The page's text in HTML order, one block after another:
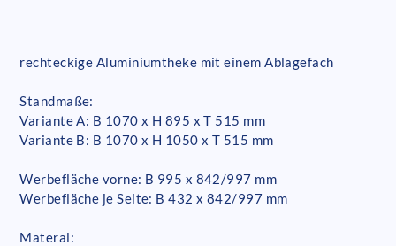
rechteckige Aluminiumtheke mit einem Ablagefach
Standmaße:
Variante A: B 1070 x H 895 x T 515 mm
Variante B: B 1070 x H 1050 x T 515 mm
Werbefläche vorne: B 995 x 842/997 mm
Werbefläche je Seite: B 432 x 842/997 mm
Materal: